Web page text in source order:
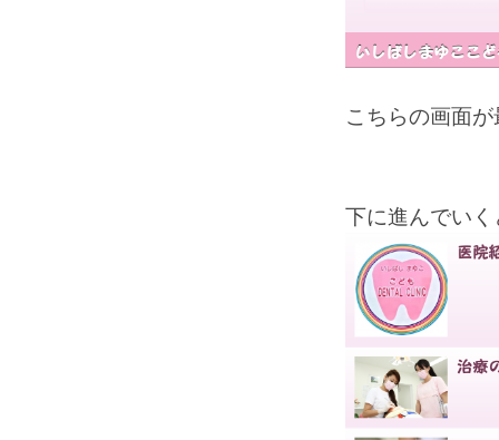
こちらの画面
下に進んでいく